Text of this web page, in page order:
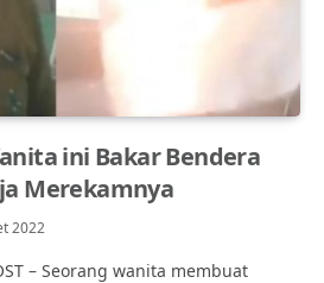
ini Bakar Bendera
Merekamnya
2022
– Seorang wanita membuat